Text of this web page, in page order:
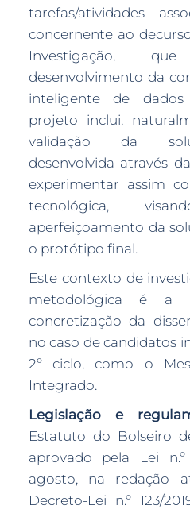
tarefas/atividades
concernente ao
Investigação,
desenvolvimento da
inteligente de
projeto inclui,
validação da
desenvolvida através
experimentar assim
tecnológica,
aperfeiçoamento da
o protótipo final.
Este contexto de
metodológica é a
concretização da
no caso de candidatos
2º ciclo, como o
Integrado.
Legislação e
Estatuto do Bolseiro
aprovado pela Lei
agosto, na redação
Decreto-Lei n.º 123/